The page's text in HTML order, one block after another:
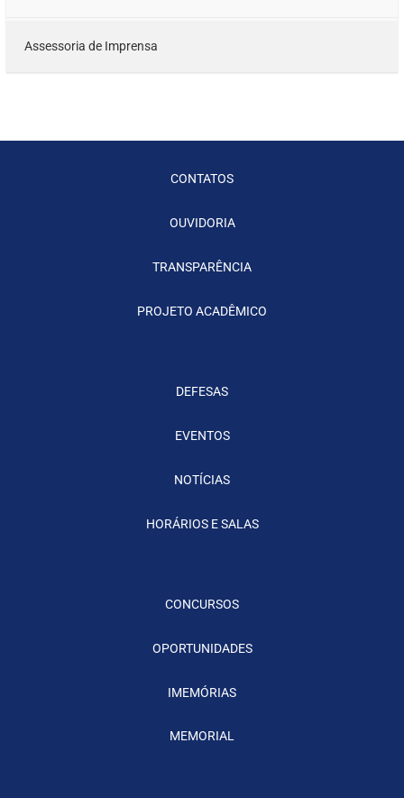
Assessoria de Imprensa
CONTATOS
OUVIDORIA
TRANSPARÊNCIA
PROJETO ACADÊMICO
DEFESAS
EVENTOS
NOTÍCIAS
HORÁRIOS E SALAS
CONCURSOS
OPORTUNIDADES
IMEMÓRIAS
MEMORIAL